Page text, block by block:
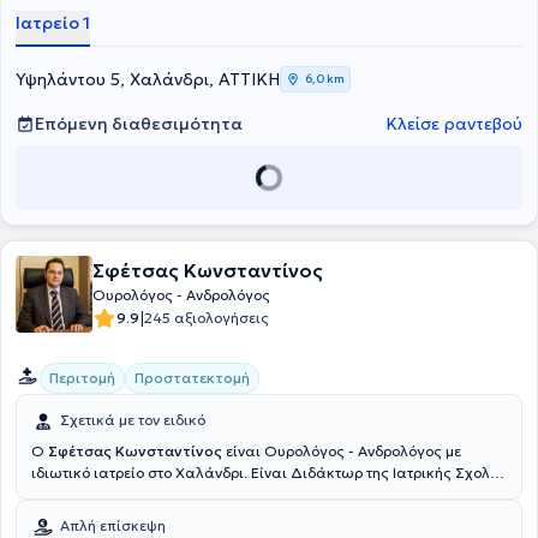
Ιατρείο 1
Υψηλάντου 5, Χαλάνδρι, ΑΤΤΙΚΗ 6,0 km
Επόμενη διαθεσιμότητα Κλείσε ραντεβού
Σφέτσας Κωνσταντίνος
Ουρολόγος - Ανδρολόγος
9.9|245 αξιολογήσεις
Περιτομή Προστατεκτομή
Σχετικά με τον ειδικό
Ο Σφέτσας Κωνσταντίνος είναι Ουρολόγος - Ανδρολόγος με
ιδιωτικό ιατρείο στο Χαλάνδρι. Είναι Διδάκτωρ της Ιατρικής Σχολής
μετεκπαιδευτεί στην επείγουσα ιατρική στο Madigan Army Medical
Απλή επίσκεψη